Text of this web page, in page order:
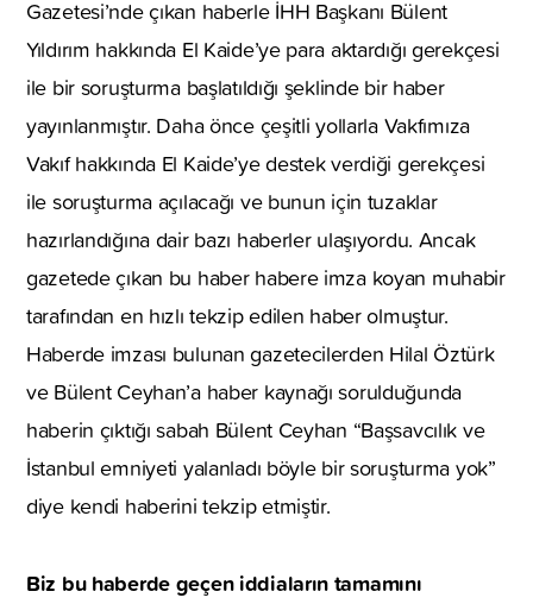
Gazetesi’nde çıkan haberle İHH Başkanı Bülent
Yıldırım hakkında El Kaide’ye para aktardığı gerekçesi
ile bir soruşturma başlatıldığı şeklinde bir haber
yayınlanmıştır. Daha önce çeşitli yollarla Vakfımıza
Vakıf hakkında El Kaide’ye destek verdiği gerekçesi
ile soruşturma açılacağı ve bunun için tuzaklar
hazırlandığına dair bazı haberler ulaşıyordu. Ancak
gazetede çıkan bu haber habere imza koyan muhabir
tarafından en hızlı tekzip edilen haber olmuştur.
Haberde imzası bulunan gazetecilerden Hilal Öztürk
ve Bülent Ceyhan’a haber kaynağı sorulduğunda
haberin çıktığı sabah Bülent Ceyhan “Başsavcılık ve
İstanbul emniyeti yalanladı böyle bir soruşturma yok”
diye kendi haberini tekzip etmiştir.
Biz bu haberde geçen iddiaların tamamını